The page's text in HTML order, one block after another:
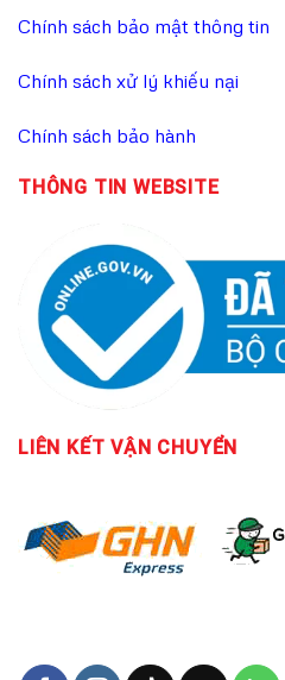
Chính sách bảo mật thông tin
Chính sách xử lý khiếu nại
Chính sách bảo hành
THÔNG TIN WEBSITE
LIÊN KẾTVẬN CHUYỂN